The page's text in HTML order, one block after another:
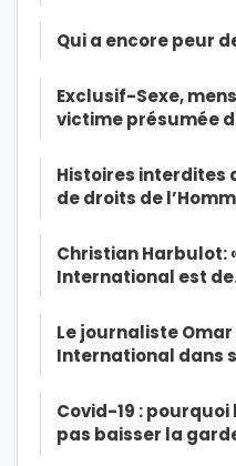
Qui a encore peur
Exclusif-Sexe,
victime présumée
Histoires interdites
de droits de
Christian Harbulot:
International est
Le journaliste
International dans
Covid-19 : pourquoi
pas baisser la